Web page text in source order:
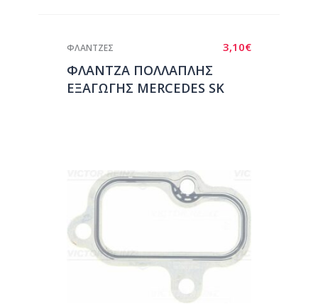
3,10€
ΦΛΑΝΤΖΕΣ
ΦΛΑΝΤΖΑ ΠΟΛΛΑΠΛΗΣ
ΕΞΑΓΩΓΗΣ MERCEDES SK